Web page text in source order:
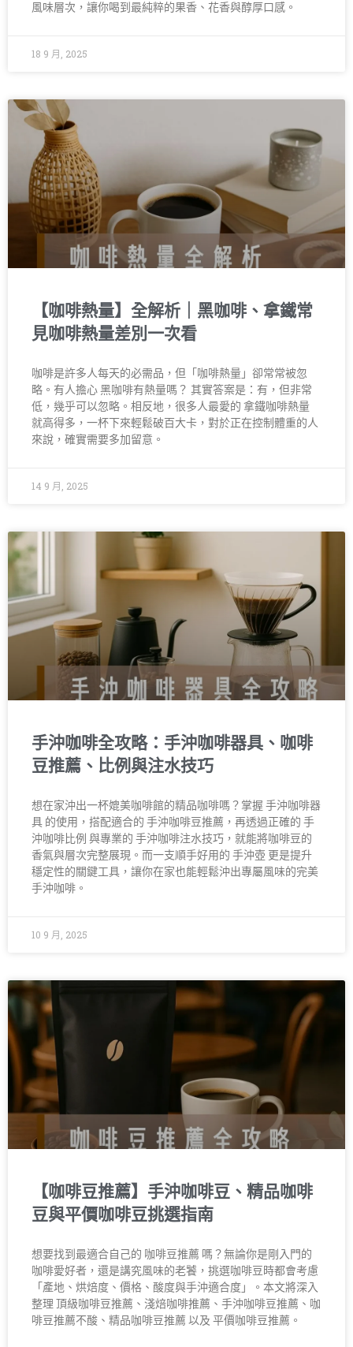
風味層次，讓你喝到最純粹的果香、花香與醇厚口感。
18 9 月, 2025
【咖啡熱量】全解析｜黑咖啡、拿鐵常
見咖啡熱量差別一次看
咖啡是許多人每天的必需品，但「咖啡熱量」卻常常被忽
略。有人擔心 黑咖啡有熱量嗎？ 其實答案是：有，但非常
低，幾乎可以忽略。相反地，很多人最愛的 拿鐵咖啡熱量
就高得多，一杯下來輕鬆破百大卡，對於正在控制體重的人
來說，確實需要多加留意。
14 9 月, 2025
手沖咖啡全攻略：手沖咖啡器具、咖啡
豆推薦、比例與注水技巧
想在家沖出一杯媲美咖啡館的精品咖啡嗎？掌握 手沖咖啡器
具 的使用，搭配適合的 手沖咖啡豆推薦，再透過正確的 手
沖咖啡比例 與專業的 手沖咖啡注水技巧，就能將咖啡豆的
香氣與層次完整展現。而一支順手好用的 手沖壺 更是提升
穩定性的關鍵工具，讓你在家也能輕鬆沖出專屬風味的完美
手沖咖啡。
10 9 月, 2025
【咖啡豆推薦】手沖咖啡豆、精品咖啡
豆與平價咖啡豆挑選指南
想要找到最適合自己的 咖啡豆推薦 嗎？無論你是剛入門的
咖啡愛好者，還是講究風味的老饕，挑選咖啡豆時都會考慮
「產地、烘焙度、價格、酸度與手沖適合度」。本文將深入
整理 頂級咖啡豆推薦、淺焙咖啡推薦、手沖咖啡豆推薦、咖
啡豆推薦不酸、精品咖啡豆推薦 以及 平價咖啡豆推薦。